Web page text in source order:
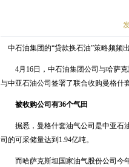
中石油集团的“贷款换石油”策略频频
4月16日，中石油集团公司与哈萨克
与中亚石油公司签署了联合收购曼格什
被收购公司有36个气田
据悉，曼格什套油气公司是中亚石油
司的可采储量达到1.94亿吨。
而哈萨克斯坦国家油气股份公司今年